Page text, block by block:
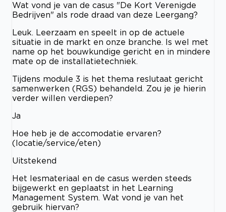
Wat vond je van de casus "De Kort Verenigde
Bedrijven" als rode draad van deze Leergang?
Leuk. Leerzaam en speelt in op de actuele
situatie in de markt en onze branche. Is wel met
name op het bouwkundige gericht en in mindere
mate op de installatietechniek.
Tijdens module 3 is het thema reslutaat gericht
samenwerken (RGS) behandeld. Zou je je hierin
verder willen verdiepen?
Ja
Hoe heb je de accomodatie ervaren?
(locatie/service/eten)
Uitstekend
Het lesmateriaal en de casus werden steeds
bijgewerkt en geplaatst in het Learning
Management System. Wat vond je van het
gebruik hiervan?